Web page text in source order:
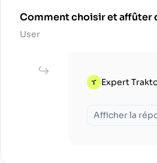
Comment choisir et affûter
User
Expert
Afficher la